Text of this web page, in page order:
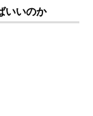
いいのか